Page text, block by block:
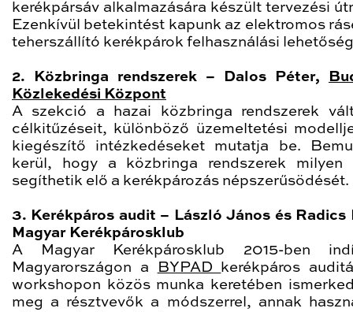
kerékpársáv alkalmazására készült tervezési
Ezenkívül betekintést kapunk az elektromos
teherszállító kerékpárok felhasználási
2. Közbringa rendszerek – Dalos Péter,
Közlekedési Központ
A szekció a hazai közbringa rendszerek
célkitűzéseit, különböző üzemeltetési
kiegészítő intézkedéseket mutatja be.
kerül, hogy a közbringa rendszerek milyen
segíthetik elő a kerékpározás népszerűsödését.
3. Kerékpáros audit – László János és Radics
Magyar Kerékpárosklub
A Magyar Kerékpárosklub 2015-ben
Magyarországon a
BYPAD
kerékpáros
workshopon közös munka keretében
meg a résztvevők a módszerrel, annak